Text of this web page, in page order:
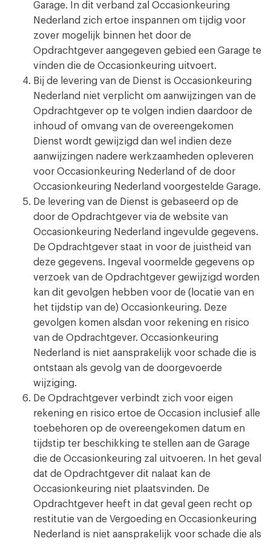
Garage. In dit verband zal Occasionkeuring
Nederland zich ertoe inspannen om tijdig voor
zover mogelijk binnen het door de
Opdrachtgever aangegeven gebied een Garage te
vinden die de Occasionkeuring uitvoert.
Bij de levering van de Dienst is Occasionkeuring
Nederland niet verplicht om aanwijzingen van de
Opdrachtgever op te volgen indien daardoor de
inhoud of omvang van de overeengekomen
Dienst wordt gewijzigd dan wel indien deze
aanwijzingen nadere werkzaamheden opleveren
voor Occasionkeuring Nederland of de door
Occasionkeuring Nederland voorgestelde Garage.
De levering van de Dienst is gebaseerd op de
door de Opdrachtgever via de website van
Occasionkeuring Nederland ingevulde gegevens.
De Opdrachtgever staat in voor de juistheid van
deze gegevens. Ingeval voormelde gegevens op
verzoek van de Opdrachtgever gewijzigd worden
kan dit gevolgen hebben voor de (locatie van en
het tijdstip van de) Occasionkeuring. Deze
gevolgen komen alsdan voor rekening en risico
van de Opdrachtgever. Occasionkeuring
Nederland is niet aansprakelijk voor schade die is
ontstaan als gevolg van de doorgevoerde
wijziging.
De Opdrachtgever verbindt zich voor eigen
rekening en risico ertoe de Occasion inclusief alle
toebehoren op de overeengekomen datum en
tijdstip ter beschikking te stellen aan de Garage
die de Occasionkeuring zal uitvoeren. In het geval
dat de Opdrachtgever dit nalaat kan de
Occasionkeuring niet plaatsvinden. De
Opdrachtgever heeft in dat geval geen recht op
restitutie van de Vergoeding en Occasionkeuring
Nederland is niet aansprakelijk voor schade die als